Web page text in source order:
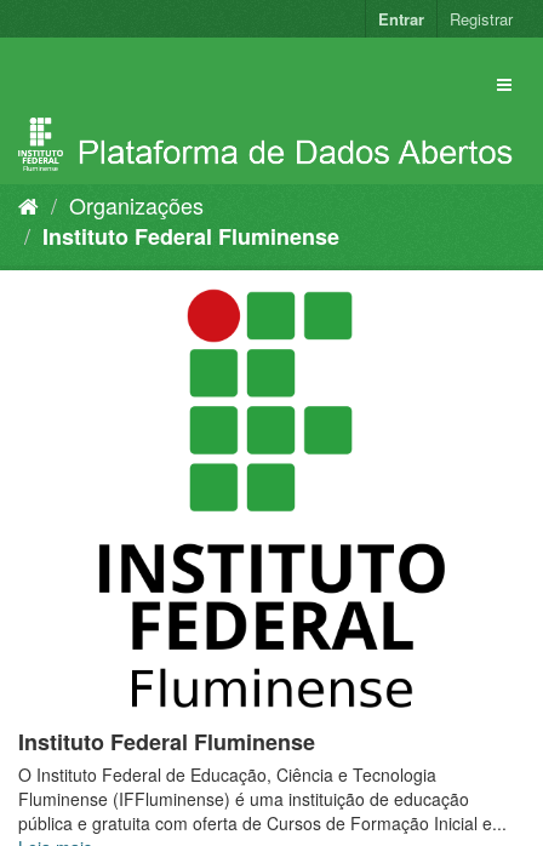
para
Entrar Registrar
Organizações
Instituto Federal Fluminense
Instituto Federal Fluminense
O Instituto Federal de Educação, Ciência e Tecnologia
Fluminense (IFFluminense) é uma instituição de educação
pública e gratuita com oferta de Cursos de Formação Inicial e...